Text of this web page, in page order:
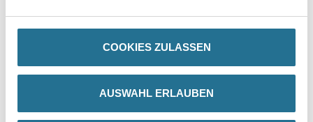
COOKIES ZULASSEN
AUSWAHL ERLAUBEN
oder Quast aufzu­bringen oder zu spachteln
- Gebrauchsfertig und lösemittelfrei
ZUSATZINFOS